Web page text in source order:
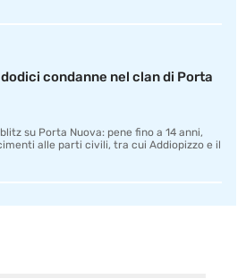
condanne nel clan di Porta
su Porta Nuova: pene fino a 14 anni,
alle parti civili, tra cui Addiopizzo e il